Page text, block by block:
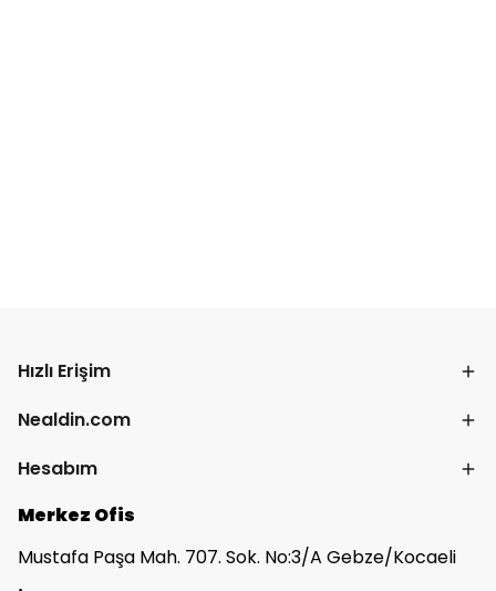
Hızlı Erişim
Nealdin.com
Hesabım
Merkez Ofis
Mustafa Paşa Mah. 707. Sok. No:3/A Gebze/Kocaeli